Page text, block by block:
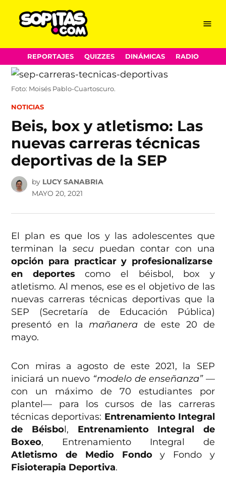
Skip
to
content
Menu
REPORTAJES QUIZZES DINÁMICAS RADIO
Foto: Moisés Pablo-Cuartoscuro.
POSTED
NOTICIAS
Beis, box y atletismo: Las
nuevas carreras técnicas
deportivas de la SEP
by LUCY SANABRIA
MAYO 20, 2021
El plan es que los y las adolescentes que
terminan lasecu puedan contar con una
opción para practicar y profesionalizarse
en deportes como el béisbol, box y
atletismo. Al menos, ese es el objetivo de las
nuevas carreras técnicas deportivas que la
SEP (Secretaría de Educación Pública)
presentó en la mañanera de este 20 de
mayo.
Con miras a agosto de este 2021, la SEP
iniciará un nuevo “modelo de enseñanza”—
con un máximo de 70 estudiantes por
plantel— para los cursos de las carreras
técnicas deportivas: Entrenamiento Integral
de Béisbol, Entrenamiento Integral de
Boxeo, Entrenamiento Integral de
Atletismo de Medio Fondoy Fondo y
Fisioterapia Deportiva.